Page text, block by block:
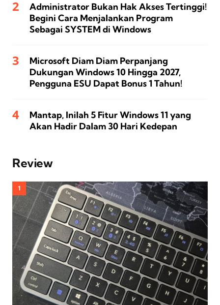
Administrator Bukan Hak Akses Tertinggi!
Begini Cara Menjalankan Program
Sebagai SYSTEM di Windows
Microsoft Diam Diam Perpanjang
Dukungan Windows 10 Hingga 2027,
Pengguna ESU Dapat Bonus 1 Tahun!
Mantap, Inilah 5 Fitur Windows 11 yang
Akan Hadir Dalam 30 Hari Kedepan
Review